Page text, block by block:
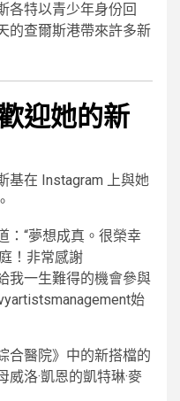
各特以青少年身份回
的查爾斯港帶來許多新
迎她的新
基在 Instagram 上與她
：“夢想成真。很榮幸
！非常感謝
我一生難得的機會參與
始
合醫院》中的新搭檔的
洛·凱恩的凱特琳·麥